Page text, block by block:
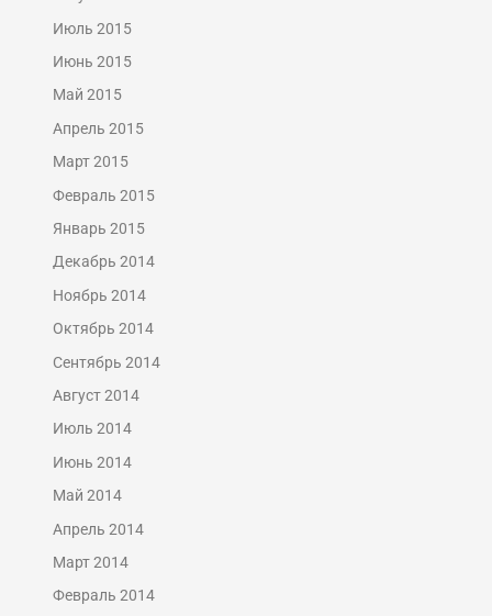
Июль 2015
Июнь 2015
Май 2015
Апрель 2015
Март 2015
Февраль 2015
Январь 2015
Декабрь 2014
Ноябрь 2014
Октябрь 2014
Сентябрь 2014
Август 2014
Июль 2014
Июнь 2014
Май 2014
Апрель 2014
Март 2014
Февраль 2014